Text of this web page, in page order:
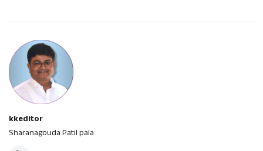
kkeditor
Sharanagouda Patil pala